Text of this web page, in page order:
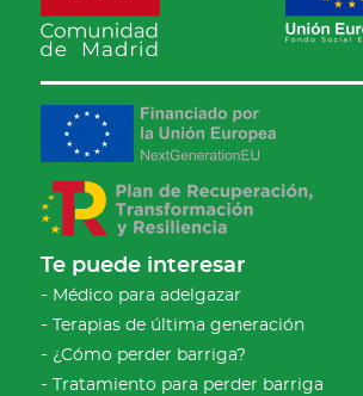
Te puede interesar
Médico para adelgazar
Terapias de última generación
¿Cómo perder barriga?
Tratamiento para perder barriga